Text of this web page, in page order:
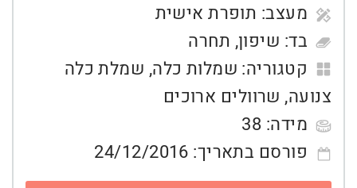
מעצב: תופרת אישית
בד: שיפון, תחרה
קטגוריה: שמלות כלה, שמלת כלה
צנועה, שרוולים ארוכים
מידה: 38
פורסם בתאריך: 24/12/2016